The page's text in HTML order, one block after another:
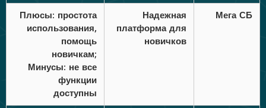
Мега СБ
Надежная
платформа для
новичков
Плюсы: простота
использования,
помощь
новичкам;
Минусы: не все
функции
доступны